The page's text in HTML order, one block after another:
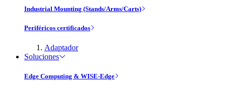
Industrial Mounting (Stands/Arms/Carts)
Periféricos certificados
Adaptador
Soluciones
Edge Computing & WISE-Edge